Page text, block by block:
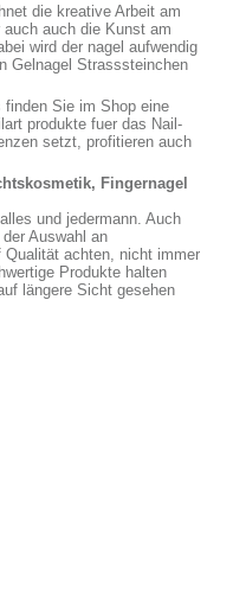
die kreative Arbeit am
auch die Kunst am
wird der nagel aufwendig
Gelnagel Strasssteinchen
Sie im Shop eine
produkte fuer das Nail-
setzt, profitieren auch
Fingernagel
und jedermann. Auch
Auswahl an
achten, nicht immer
Produkte halten
längere Sicht gesehen